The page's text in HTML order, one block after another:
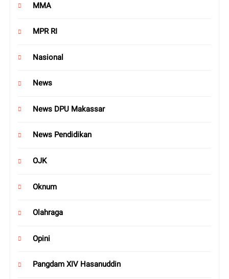
MMA
MPR RI
Nasional
News
News DPU Makassar
News Pendidikan
OJK
Oknum
Olahraga
Opini
Pangdam XIV Hasanuddin